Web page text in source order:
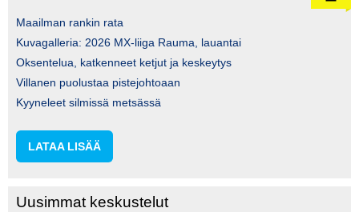
Maailman rankin rata
Kuvagalleria: 2026 MX-liiga Rauma, lauantai
Oksentelua, katkenneet ketjut ja keskeytys
Villanen puolustaa pistejohtoaan
Kyyneleet silmissä metsässä
LATAA LISÄÄ
Uusimmat keskustelut